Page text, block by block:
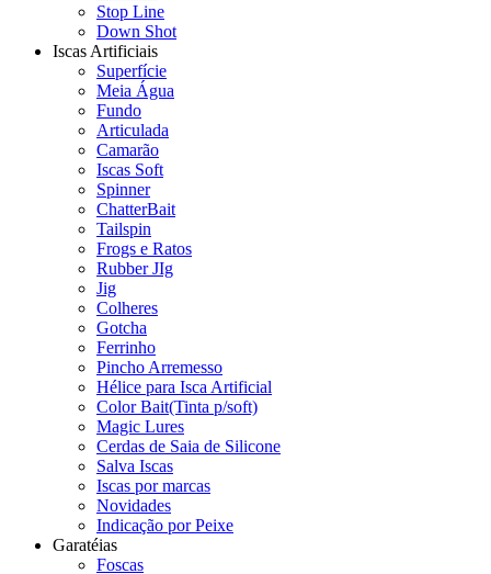
Stop Line
Down Shot
Iscas Artificiais
Superfície
Meia Água
Fundo
Articulada
Camarão
Iscas Soft
Spinner
ChatterBait
Tailspin
Frogs e Ratos
Rubber JIg
Jig
Colheres
Gotcha
Ferrinho
Pincho Arremesso
Hélice para Isca Artificial
Color Bait(Tinta p/soft)
Magic Lures
Cerdas de Saia de Silicone
Salva Iscas
Iscas por marcas
Novidades
Indicação por Peixe
Garatéias
Foscas